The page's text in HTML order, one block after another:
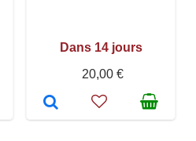
Dans 14 jours
20,00 €